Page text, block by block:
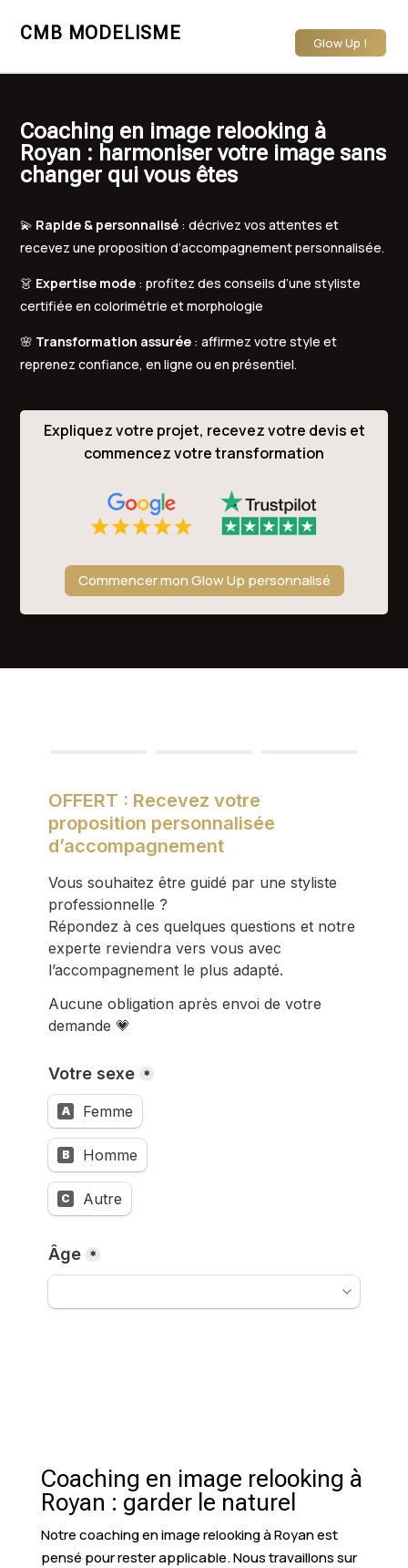
CMB MODELISME Glow Up !
Coaching en image relooking à
Royan : harmoniser votre image sans
changer qui vous êtes
💫 Rapide & personnalisé : décrivez vos attentes et
recevez une proposition d’accompagnement personnalisée.
👗 Expertise mode : profitez des conseils d’une styliste
certifiée en colorimétrie et morphologie
🌸 Transformation assurée : affirmez votre style et
reprenez confiance, en ligne ou en présentiel.
Expliquez votre projet, recevez votre devis et
commencez votre transformation
Commencer mon Glow Up personnalisé
Coaching en image relooking à
Royan : garder le naturel
Notre coaching en image relooking à Royan est
pensé pour rester applicable. Nous travaillons sur